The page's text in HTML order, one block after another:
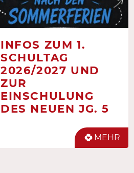
INFOS ZUM 1.
SCHULTAG
2026/2027 UND
ZUR
EINSCHULUNG
DES NEUEN JG. 5
MEHR